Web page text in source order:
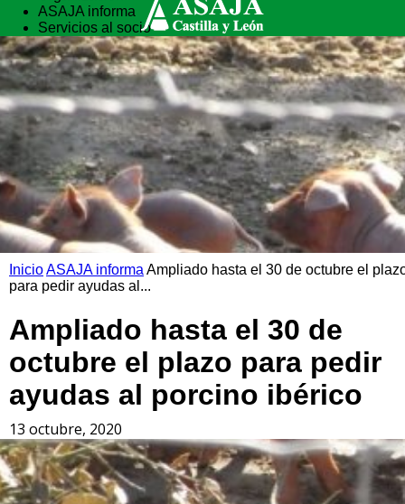
ASAJA informa
Servicios al socio
Vida rural
Formación
InicioASAJA informa Ampliado hasta el 30 de octubre el
para pedir ayudas al...
Ampliado hasta el 30 de
octubre el plazo para pedir
ayudas al porcino ibérico
13 octubre, 2020